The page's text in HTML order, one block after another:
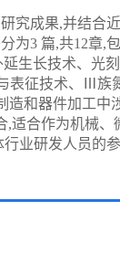
究成果,并结合
为3 篇,共12章,
生长技术、光
表征技术、Ⅲ族
造和器件加工中
适合作为机械
业研发人员的参